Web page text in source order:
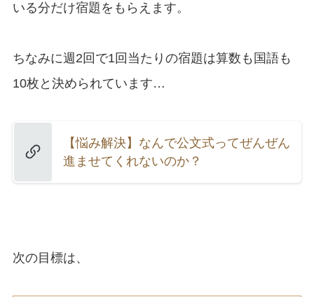
いる分だけ宿題をもらえます。
ちなみに週2回で1回当たりの宿題は算数も国語も
10枚と決められています…
【悩み解決】なんで公文式ってぜんぜん
進ませてくれないのか？
次の目標は、